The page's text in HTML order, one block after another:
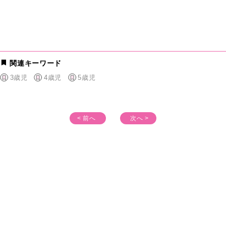
関連キーワード
3歳児 4歳児 5歳児
< 前へ 次へ >